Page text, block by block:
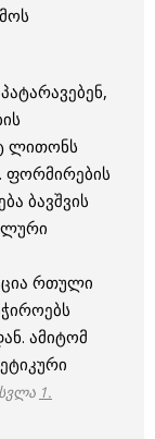
ლითონს
ფორმირების
ბავშვის
რთული
ამიტომ
1.